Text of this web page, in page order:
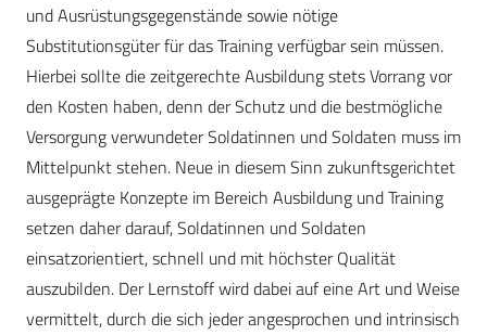
und Ausrüstungsgegenstände sowie nötige
Substitutionsgüter für das Training verfügbar sein müssen.
Hierbei sollte die zeitgerechte Ausbildung stets Vorrang vor
den Kosten haben, denn der Schutz und die bestmögliche
Versorgung verwundeter Soldatinnen und Soldaten muss im
Mittelpunkt stehen. Neue in diesem Sinn zukunftsgerichtet
ausgeprägte Konzepte im Bereich Ausbildung und Training
setzen daher darauf, Soldatinnen und Soldaten
einsatzorientiert, schnell und mit höchster Qualität
auszubilden. Der Lernstoff wird dabei auf eine Art und Weise
vermittelt, durch die sich jeder angesprochen und intrinsisch